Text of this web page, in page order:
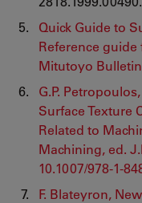
Quick Guide to
Reference
Mitutoyo Bulletin
G.P.
Surface Texture
Related to
Machining, ed.
10.1007/978-1-
F. Blateyron,